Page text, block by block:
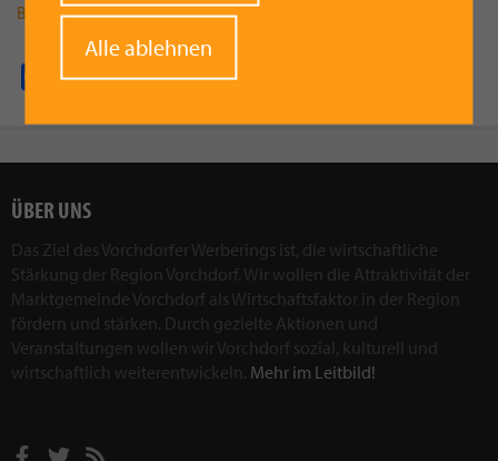
Bad Wimsbach-Neydharting
Facebook
Pinterest
X WhatsApp
Email
ÜBER UNS
Das Ziel des Vorchdorfer Werberings ist, die wirtschaftliche
Stärkung der Region Vorchdorf. Wir wollen die Attraktivität der
Marktgemeinde Vorchdorf als Wirtschaftsfaktor in der Region
fördern und stärken. Durch gezielte Aktionen und
Veranstaltungen wollen wir Vorchdorf sozial, kulturell und
wirtschaftlich weiterentwickeln. Mehr im Leitbild!
Alle ablehnen